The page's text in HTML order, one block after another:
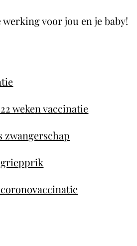
werking voor jou en je baby!
weken vaccinatie
griepprik